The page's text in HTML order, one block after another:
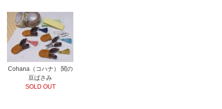
Cohana（コハナ） 関の
豆ばさみ
SOLD OUT